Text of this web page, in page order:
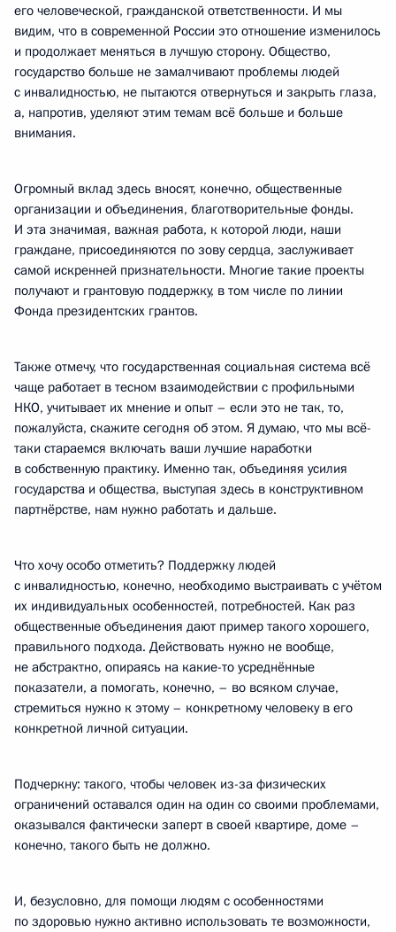
его человеческой, гражданской ответственности. И мы
видим, что в современной России это отношение изменилось
и продолжает меняться в лучшую сторону. Общество,
государство больше не замалчивают проблемы людей
с инвалидностью, не пытаются отвернуться и закрыть глаза,
а, напротив, уделяют этим темам всё больше и больше
внимания.
Огромный вклад здесь вносят, конечно, общественные
организации и объединения, благотворительные фонды.
И эта значимая, важная работа, к которой люди, наши
граждане, присоединяются по зову сердца, заслуживает
самой искренней признательности. Многие такие проекты
получают и грантовую поддержку, в том числе по линии
Фонда президентских грантов.
Также отмечу, что государственная социальная система всё
чаще работает в тесном взаимодействии с профильными
НКО, учитывает их мнение и опыт – если это не так, то,
пожалуйста, скажите сегодня об этом. Я думаю, что мы всё-
таки стараемся включать ваши лучшие наработки
в собственную практику. Именно так, объединяя усилия
государства и общества, выступая здесь в конструктивном
партнёрстве, нам нужно работать и дальше.
Что хочу особо отметить? Поддержку людей
с инвалидностью, конечно, необходимо выстраивать с учётом
их индивидуальных особенностей, потребностей. Как раз
общественные объединения дают пример такого хорошего,
правильного подхода. Действовать нужно не вообще,
не абстрактно, опираясь на какие-то усреднённые
показатели, а помогать, конечно, – во всяком случае,
стремиться нужно к этому – конкретному человеку в его
конкретной личной ситуации.
Подчеркну: такого, чтобы человек из-за физических
ограничений оставался один на один со своими проблемами,
оказывался фактически заперт в своей квартире, доме –
конечно, такого быть не должно.
И, безусловно, для помощи людям с особенностями
по здоровью нужно активно использовать те возможности,